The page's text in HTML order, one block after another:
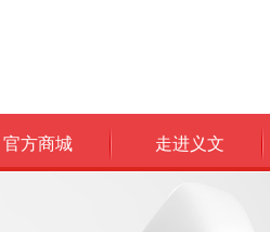
官方商城 走进义文